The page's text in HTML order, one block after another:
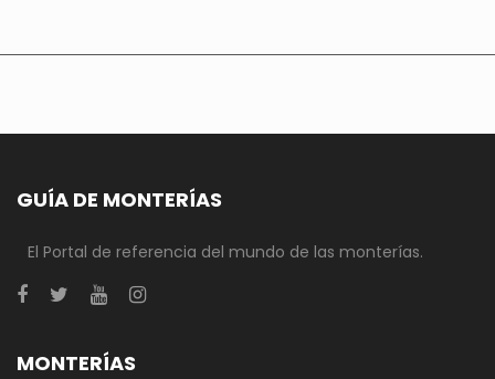
GUÍA DE MONTERÍAS
El Portal de referencia del mundo de las monterías.
MONTERÍAS